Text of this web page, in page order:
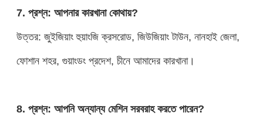
7. প্রশ্ন: আপনার কারখানা কোথায়?
উত্তর: জুইজিয়াং হুয়াংজি ক্রসরোড, জিউজিয়াং টাউন, নানহাই জেলা,
ফোশান শহর, গুয়াংডং প্রদেশ, চীনে আমাদের কারখানা।
8. প্রশ্ন: আপনি অন্যান্য মেশিন সরবরাহ করতে পারেন?